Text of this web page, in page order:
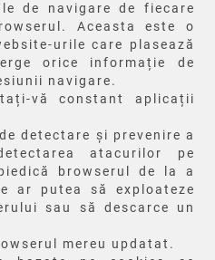
de navigare de fiecare
Aceasta este o
urile care plasează
orice informație de
navigare.
vă constant aplicații
detectare și prevenire a
atacurilor pe
browserul de la a
ar putea să exploateze
sau să descarce un
mereu updatat.